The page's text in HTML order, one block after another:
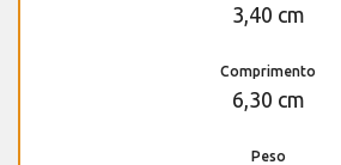
3,40 cm
Comprimento
6,30 cm
Peso